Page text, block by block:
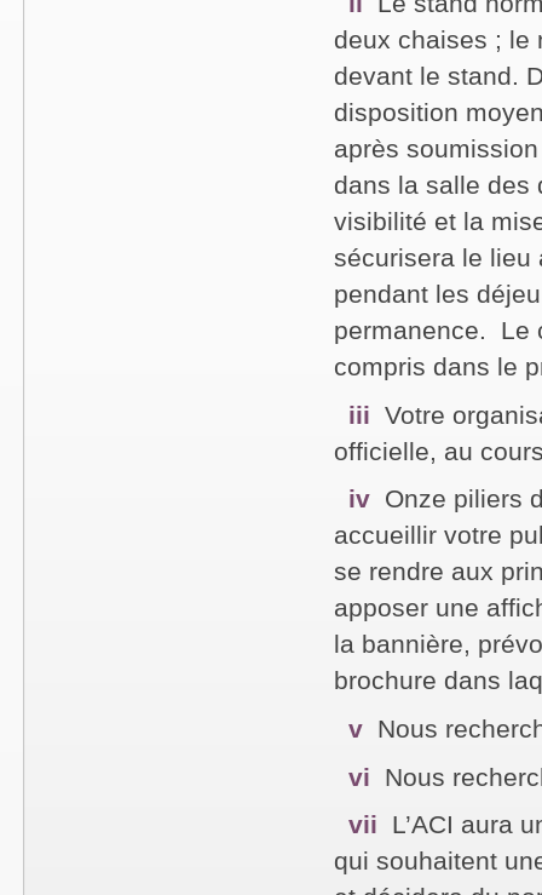
deux chaises ; le
devant le stand.
disposition
après
dans la salle des
visibilité et la
sécurisera le lieu
pendant les
permanence. Le
compris dans le
iii Votre
officielle, au
iv Onze piliers
accueillir votre
se rendre aux
apposer une
la bannière,
brochure dans
v Nous
vi
Nous
vii
L’ACI aura
qui souhaitent